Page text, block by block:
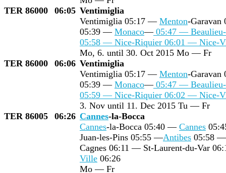
TER 86000
06:05 Ventimiglia
Ventimiglia 05:17 — Menton-
05:39 — Monaco—05:47 —
05:58 — Nice-Riquier 06:01 — Nice-
Mo, 6. until 30. Oct 2015 Mo — Fr
TER 86000
06:06 Ventimiglia
Ventimiglia 05:17 — Menton-
05:39 — Monaco—05:47 —
05:59 — Nice-Riquier 06:02 — Nice-
3. Nov until 11. Dec 2015 Tu — Fr
TER 86005
06:26 Cannes-la-Bocca
Cannes-la-Bocca 05:40 — Cannes
Juan-les-Pins 05:55 —Antibes 05:58 —
Cagnes 06:11 — St-Laurent-du-Var
Ville 06:26
Mo — Fr